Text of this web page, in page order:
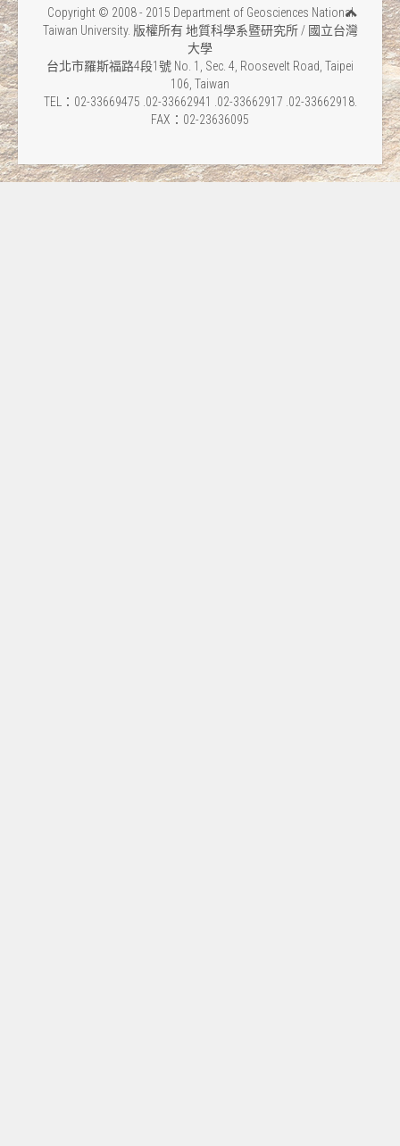
Copyright © 2008 - 2015 Department of Geosciences National
Taiwan University. 版權所有 地質科學系暨研究所 / 國立台灣
大學
台北市羅斯福路4段1號 No. 1, Sec. 4, Roosevelt Road, Taipei
106, Taiwan
TEL：02-33669475 .02-33662941 .02-33662917 .02-33662918.
FAX：02-23636095